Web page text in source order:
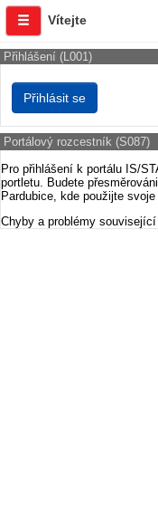
Vítejte
Přihlášení (L001)
Portálový rozcestník (S087)
Pro přihlášení k portálu IS/
portletu. Budete
Pardubice, kde použijte
Chyby a problémy